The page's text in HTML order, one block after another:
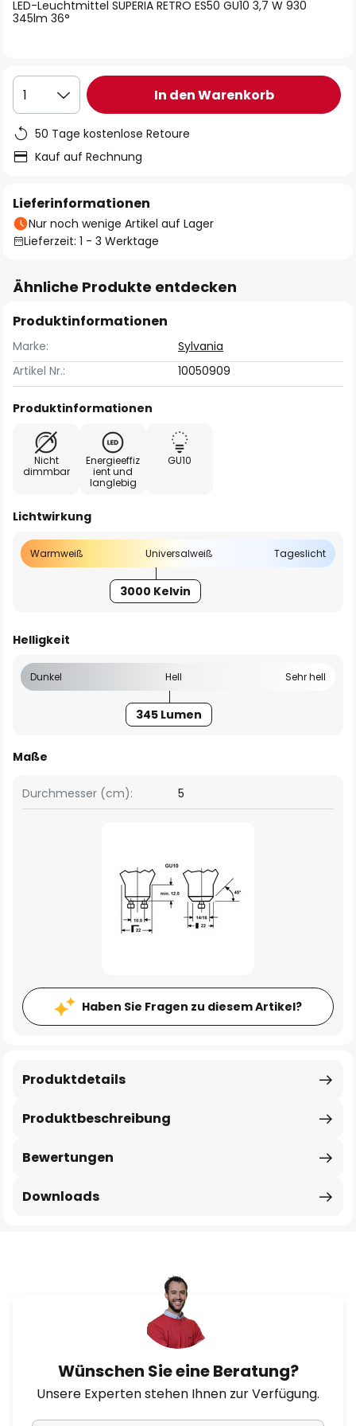
LED-Leuchtmittel SUPERIA RETRO ES50 GU10 3,7 W 930
345lm 36°
1 In den Warenkorb
50 Tage kostenlose Retoure
Kauf auf Rechnung
Lieferinformationen
Nur noch wenige Artikel auf Lager
Lieferzeit: 1 - 3 Werktage
Ähnliche Produkte entdecken
Produktinformationen
Marke:
Sylvania
Artikel Nr.:
10050909
Produktinformationen
Nicht
dimmbar
Energieeffiz
ient und
langlebig
GU10
Lichtwirkung
Warmweiß Universalweiß Tageslicht
3000 Kelvin
Helligkeit
Dunkel Hell Sehr hell
345 Lumen
Maße
Durchmesser (cm): 5
Haben Sie Fragen zu diesem Artikel?
Produktbeschreibung
Produktdetails
Bewertungen
Downloads
Wünschen Sie eine Beratung?
Unsere Experten stehen Ihnen zur Verfügung.